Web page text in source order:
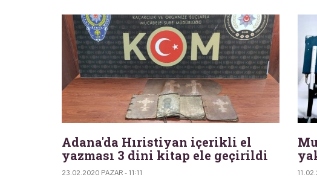
Adana'da Hıristiyan içerikli el
yazması 3 dini kitap ele geçirildi
23.02.2020 PAZAR - 11:11